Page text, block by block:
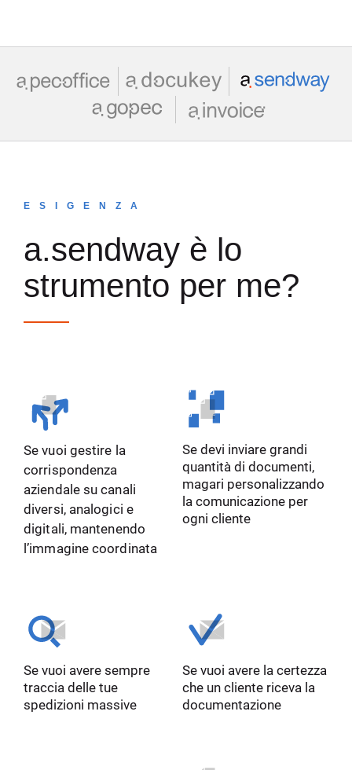
ESIGENZA
a.sendway è lo
strumento per me?
Se vuoi gestire la
corrispondenza
aziendale su canali
diversi, analogici e
digitali, mantenendo
l’immagine coordinata
Se devi inviare grandi
quantità di documenti,
magari personalizzando
la comunicazione per
ogni cliente
Se vuoi avere sempre
traccia delle tue
spedizioni massive
Se vuoi avere la certezza
che un cliente riceva la
documentazione